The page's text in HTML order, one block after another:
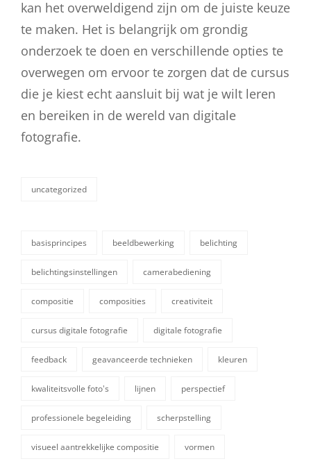
kan het overweldigend zijn om de juiste keuze
te maken. Het is belangrijk om grondig
onderzoek te doen en verschillende opties te
overwegen om ervoor te zorgen dat de cursus
die je kiest echt aansluit bij wat je wilt leren
en bereiken in de wereld van digitale
fotografie.
categorieën
uncategorized
basisprincipes beeldbewerking belichting
belichtingsinstellingen camerabediening
compositie composities creativiteit
cursus digitale fotografie digitale fotografie
feedback geavanceerde technieken kleuren
kwaliteitsvolle foto's lijnen perspectief
professionele begeleiding scherpstelling
visueel aantrekkelijke compositie vormen